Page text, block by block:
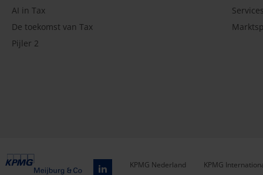
AI in Tax
De toekomst van Tax
Pijler 2
Services
KPMG Nederland KPMG